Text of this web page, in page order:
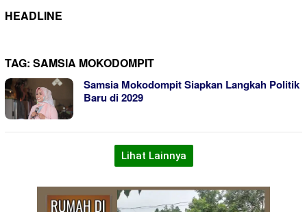
HEADLINE
TAG: SAMSIA MOKODOMPIT
Samsia Mokodompit Siapkan Langkah Politik
Baru di 2029
Lihat Lainnya